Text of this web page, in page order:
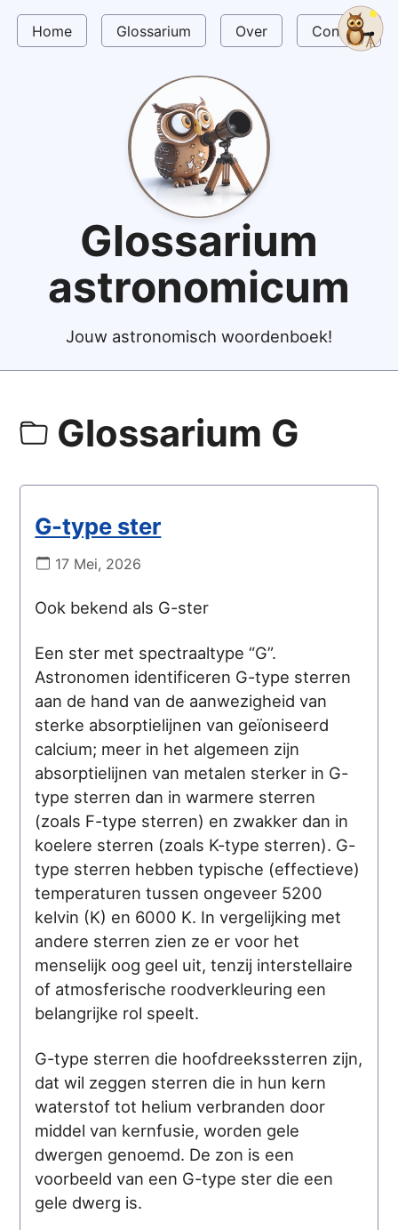
Home Glossarium Over Contact
Glossarium
astronomicum
Jouw astronomisch woordenboek!
Glossarium G
G-type ster
17 Mei, 2026
Ook bekend als G-ster
Een ster met spectraaltype “G”.
Astronomen identificeren G-type sterren
aan de hand van de aanwezigheid van
sterke absorptielijnen van geïoniseerd
calcium; meer in het algemeen zijn
absorptielijnen van metalen sterker in G-
type sterren dan in warmere sterren
(zoals F-type sterren) en zwakker dan in
koelere sterren (zoals K-type sterren). G-
type sterren hebben typische (effectieve)
temperaturen tussen ongeveer 5200
kelvin (K) en 6000 K. In vergelijking met
andere sterren zien ze er voor het
menselijk oog geel uit, tenzij interstellaire
of atmosferische roodverkleuring een
belangrijke rol speelt.
G-type sterren die hoofdreekssterren zijn,
dat wil zeggen sterren die in hun kern
waterstof tot helium verbranden door
middel van kernfusie, worden gele
dwergen genoemd. De zon is een
voorbeeld van een G-type ster die een
gele dwerg is.